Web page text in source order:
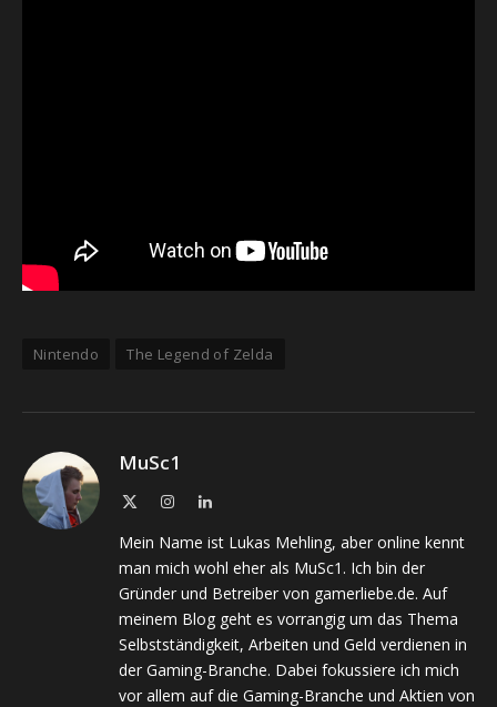
Nintendo The Legend of Zelda
MuSc1
InstagramLinkedIn
Mein Name ist Lukas Mehling, aber online kennt
man mich wohl eher als MuSc1. Ich bin der
Gründer und Betreiber von gamerliebe.de. Auf
meinem Blog geht es vorrangig um das Thema
Selbstständigkeit, Arbeiten und Geld verdienen in
der Gaming-Branche. Dabei fokussiere ich mich
vor allem auf die Gaming-Branche und Aktien von